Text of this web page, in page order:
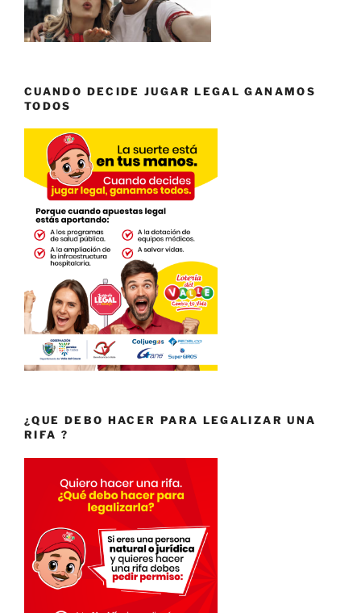
CUANDO DECIDE JUGAR LEGAL GANAMOS
TODOS
¿QUE DEBO HACER PARA LEGALIZAR UNA
RIFA ?